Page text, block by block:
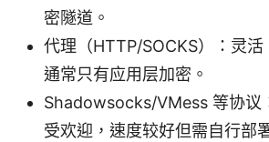
密隧道。
代理（HTTP/SOCKS）：灵活
通常只有应用层加密。
Shadowsocks/VMess 等协议
受欢迎，速度较好但需自行部